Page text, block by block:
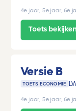
4e jaar, 5e jaar, 6e
Toets bekijken
Versie B
TOETS ECONOMIE
4e jaar, 5e jaar, 6e